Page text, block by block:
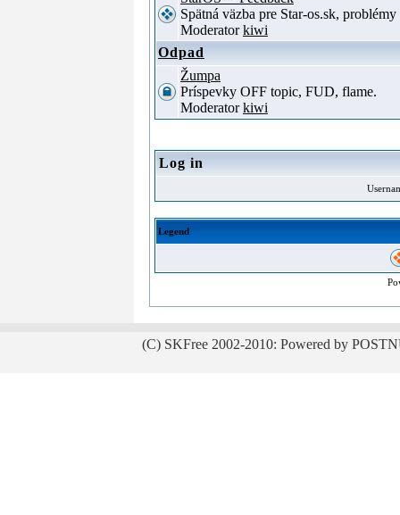
Spätná väzba pre Star-os.sk,
Moderatorkiwi
Odpad
Žumpa
Príspevky OFF topic, FUD, flame.
Moderatorkiwi
Log in
Legend
(C) SKFree 2002-2010: Powered by